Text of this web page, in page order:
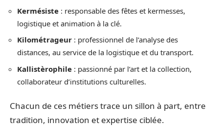
Kermésiste : responsable des fêtes et kermesses,
logistique et animation à la clé.
Kilométrageur : professionnel de l’analyse des
distances, au service de la logistique et du transport.
Kallistèrophile : passionné par l’art et la collection,
collaborateur d’institutions culturelles.
Chacun de ces métiers trace un sillon à part, entre
tradition, innovation et expertise ciblée.